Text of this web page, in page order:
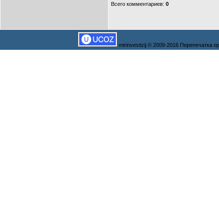
Всего комментариев: 0
mirinvestizij © 2009-2016 Перепечатка